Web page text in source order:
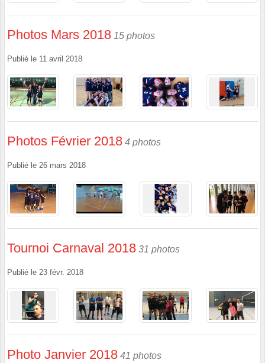
Photos Mars 2018 15 photos
Publié le 11 avril 2018
Photos Février 2018 4 photos
Publié le 26 mars 2018
Tournoi Carnaval 2018 31 photos
Publié le 23 févr. 2018
Photo Janvier 2018 41 photos